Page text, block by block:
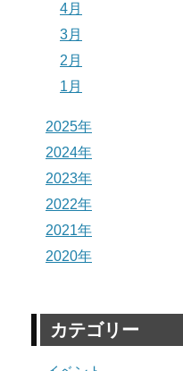
4月
3月
2月
1月
2025年
2024年
2023年
2022年
2021年
2020年
カテゴリー